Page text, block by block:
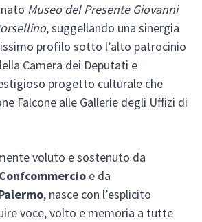
Museo del Presente Giovanni
, suggellando una sinergia
profilo sotto l’alto patrocinio
Camera dei Deputati e
progetto culturale che
Falcone alle Gallerie degli Uffizi di
voluto e sostenuto da
e da
, nasce con l’esplicito
voce, volto e memoria a tutte